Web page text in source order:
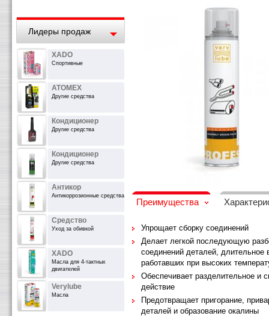
Лидеры продаж
XADO
Спортивные
ATOMEX
Другие средства
Кондиционер
Другие средства
Кондиционер
Другие средства
Антикор
Антикоррозионные средства
Средство
Уход за обивкой
XADO
Масла для 4-тактных
двигателей
Verylube
Масла
Преимущества
Упрощает сборку соединений
Делает легкой последующую
соединений деталей, длительное
работавших при высоких
Обеспечивает разделительное и
действие
Предотвращает пригорание,
деталей и образование окалины